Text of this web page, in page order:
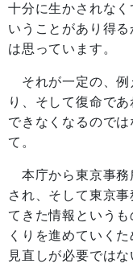
十分に生かされな
いうことがあり得
は思っています。
それが一定の、例
り、そして復命で
できなくなるので
て。
本庁から東京事務
され、そして東京
てきた情報という
くりを進めていく
見直しが必要ではな